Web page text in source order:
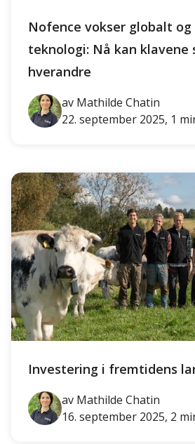
Nofence vokser globalt og
teknologi: Nå kan klavene
hverandre
av Mathilde Chatin
22. september 2025, 1
Investering i fremtidens
av Mathilde Chatin
16. september 2025, 2